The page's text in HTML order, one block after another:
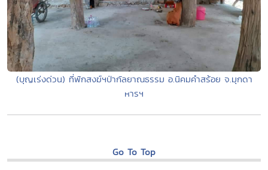
(บุญเร่งด่วน) ที่พักสงฆ์ฯป่ากัลยาณธรรม อ.นิคมคำสร้อย จ.มุกดา
หารฯ
Go To Top